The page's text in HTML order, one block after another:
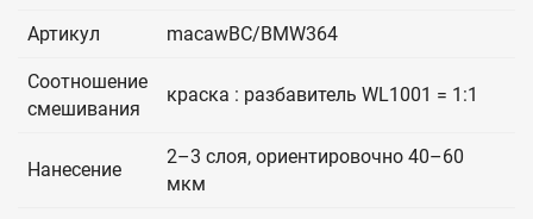
Артикул macawBC/BMW364
Соотношение
смешивания
краска : разбавитель WL1001 = 1:1
Нанесение
2–3 слоя, ориентировочно 40–60
мкм